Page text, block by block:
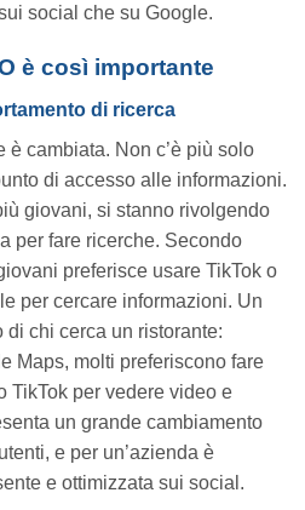
social che su Google.
è così importante
di ricerca
è cambiata. Non c’è più solo
di accesso alle informazioni.
giovani, si stanno rivolgendo
per fare ricerche. Secondo
preferisce usare TikTok o
per cercare informazioni. Un
chi cerca un ristorante:
Maps, molti preferiscono fare
TikTok per vedere video e
un grande cambiamento
e per un’azienda è
e ottimizzata sui social.